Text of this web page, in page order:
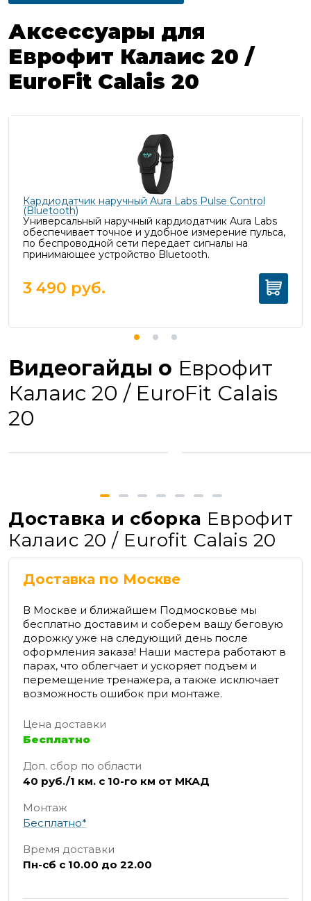
Аксессуары для
Еврофит Калаис 20 /
EuroFit Сalais 20
Кардиодатчик наручный Aura Labs Pulse Control
(Bluetooth)
Универсальный наручный кардиодатчик Aura Labs
обеспечивает точное и удобное измерение пульса,
по беспроводной сети передает сигналы на
принимающее устройство Bluetooth.
3 490 руб.
Видеогайды о Еврофит
Калаис 20 / EuroFit Сalais
20
Доставка и сборка Еврофит
Калаис 20 / Eurofit Сalais 20
Доставка по Москве
В Москве и ближайшем Подмосковье мы
бесплатно доставим и соберем вашу беговую
дорожку уже на следующий день после
оформления заказа! Наши мастера работают в
парах, что облегчает и ускоряет подъем и
перемещение тренажера, а также исключает
возможность ошибок при монтаже.
Цена доставки
Бесплатно
Доп. сбор по области
40 руб./1 км. с 10-го км от МКАД
Монтаж
Бесплатно*
Время доставки
Пн-сб с 10.00 до 22.00